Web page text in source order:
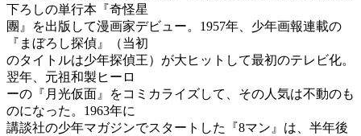
下ろしの単行本『奇怪星
團』を出版して漫画家デビュー。1957年、少年画報連載の
『まぼろし探偵』（当初
のタイトルは少年探偵王）が大ヒットして最初のテレビ化。
翌年、元祖和製ヒーロ
ーの『月光仮面』をコミカライズして、その人気は不動のも
のになった。1963年に
講談社の少年マガジンでスタートした『8マン』は、半年後